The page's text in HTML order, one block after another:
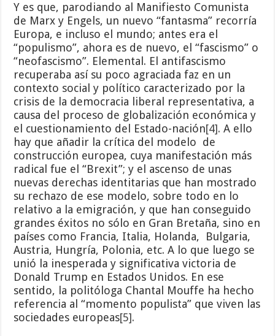
Y es que, parodiando al Manifiesto Comunista
de Marx y Engels, un nuevo “fantasma” recorría
Europa, e incluso el mundo; antes era el
“populismo”, ahora es de nuevo, el “fascismo” o
“neofascismo”. Elemental. El antifascismo
recuperaba así su poco agraciada faz en un
contexto social y político caracterizado por la
crisis de la democracia liberal representativa, a
causa del proceso de globalización económica y
el cuestionamiento del Estado-nación[4]. A ello
hay que añadir la crítica del modelo de
construcción europea, cuya manifestación más
radical fue el “Brexit”; y el ascenso de unas
nuevas derechas identitarias que han mostrado
su rechazo de ese modelo, sobre todo en lo
relativo a la emigración, y que han conseguido
grandes éxitos no sólo en Gran Bretaña, sino en
países como Francia, Italia, Holanda, Bulgaria,
Austria, Hungría, Polonia, etc. A lo que luego se
unió la inesperada y significativa victoria de
Donald Trump en Estados Unidos. En ese
sentido, la politóloga Chantal Mouffe ha hecho
referencia al “momento populista” que viven las
sociedades europeas[5].